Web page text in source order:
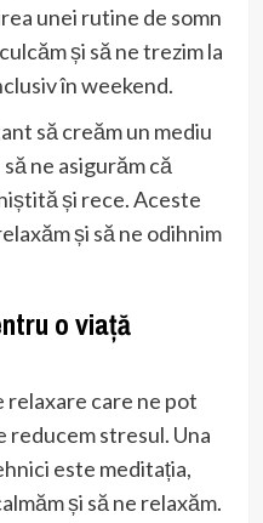
unei rutine de somn
și să ne trezim la
în weekend.
să creăm un mediu
ne asigurăm că
și rece. Aceste
și să ne odihnim
o viață
relaxare care ne pot
reducem stresul. Una
este meditația,
și să ne relaxăm.